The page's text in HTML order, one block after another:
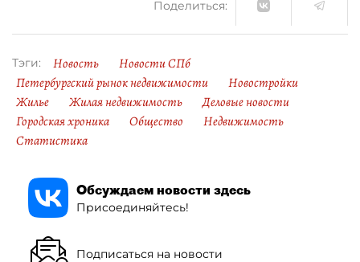
Поделиться:
Тэги: Новость
Новости СПб
Петербургский рынок недвижимости
Новостройки
Жилье
Жилая недвижимость
Деловые новости
Городская хроника
Общество
Недвижимость
Статистика
Обсуждаем новости здесь
Присоединяйтесь!
Подписаться на новости